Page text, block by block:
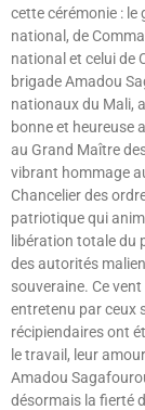
cette cérémonie : le
national, de
national et celui de
brigade Amadou
nationaux du Mali,
bonne et heureuse
au Grand Maître
vibrant hommage
Chancelier des
patriotique qui
libération totale du
des autorités
souveraine. Ce
entretenu par ceux
récipiendaires ont
le travail, leur
Amadou
désormais la fierté